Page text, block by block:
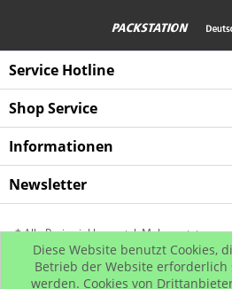
Service Hotline
Shop Service
Informationen
Newsletter
* Alle Preise inkl. gesetzl. Mehrwertsteuer
anders
Diese Website benutzt Cookies,
Betrieb der Website
werden. Cookies von